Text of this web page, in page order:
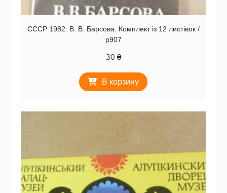
СССР 1982. В. В. Барсова. Комплект із 12 листівок /
р907
30 ₴
В корзину